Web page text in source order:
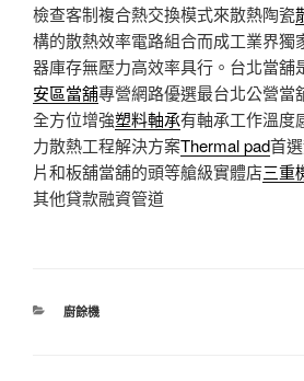
檢查客制複合熱交換模式來散熱陶瓷
構的散熱效率電路組合而成工業界獨
器庫存無壓力高效率具行。台北當舖
安區當舖專營網路優選最台北公營當
全方位增強塑料軸承有軸承工作溫度
力散熱工程解決方案Thermal pad首
片和板舖當舖的頭等艙級實體店三重
其他貸款融資管道
分
廚餘機